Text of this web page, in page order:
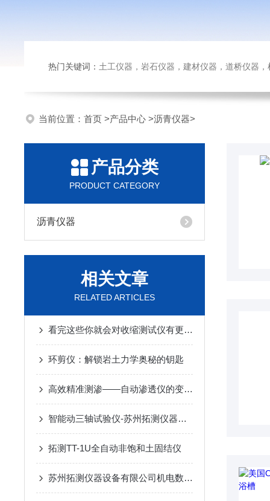
热门关键词： 土工仪器，岩石仪器，建材仪器，道桥仪器，检测
当前位置： 首页 >产品中心 >沥青仪器>
产品分类
PRODUCT CATEGORY
沥青仪器
相关文章
RELATED ARTICLES
看完这些你就会对收缩测试仪有更多了解
环剪仪：解锁岩土力学奥秘的钥匙
高效精准测渗——自动渗透仪的变水头与常水头试验
智能动三轴试验仪-苏州拓测仪器设备有限公司
拓测TT-1U全自动非饱和土固结仪
苏州拓测仪器设备有限公司机电数控高压直剪仪的研发和使用说明